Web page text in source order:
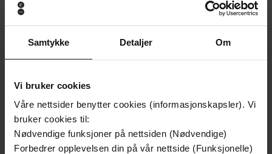
Samtykke Detaljer Om
Vi bruker cookies
Våre nettsider benytter cookies (informasjonskapsler). Vi
bruker cookies til:
Nødvendige funksjoner på nettsiden (Nødvendige)
Forbedrer opplevelsen din på vår nettside (Funksjonelle)
199,-
Minnesota
Jo Nesbø
EBOK
Utskudd
EBOK